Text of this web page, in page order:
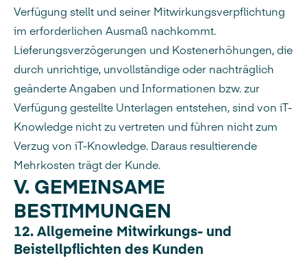
Verfügung stellt und seiner Mitwirkungsverpflichtung
im erforderlichen Ausmaß nachkommt.
Lieferungsverzögerungen und Kostenerhöhungen, die
durch unrichtige, unvollständige oder nachträglich
geänderte Angaben und Informationen bzw. zur
Verfügung gestellte Unterlagen entstehen, sind von iT-
Knowledge nicht zu vertreten und führen nicht zum
Verzug von iT-Knowledge. Daraus resultierende
Mehrkosten trägt der Kunde.
V. GEMEINSAME
BESTIMMUNGEN
12. Allgemeine Mitwirkungs- und
Beistellpflichten des Kunden